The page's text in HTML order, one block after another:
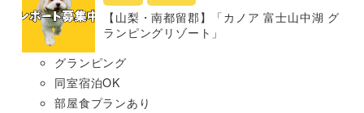
【山梨・南都留郡】「カノア 富士山中湖 グ
ランピングリゾート」
グランピング
同室宿泊OK
部屋食プランあり